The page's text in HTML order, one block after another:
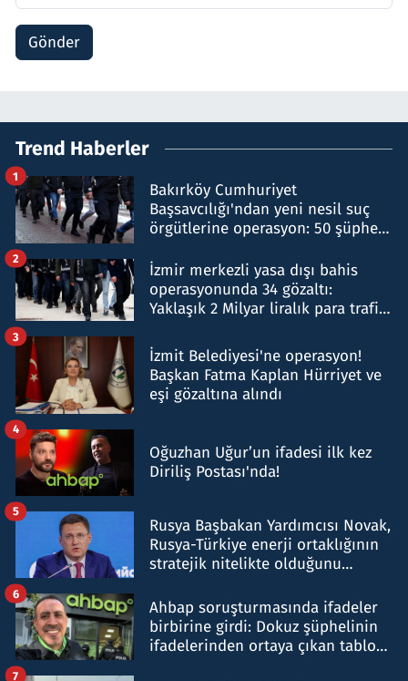
Gönder
Trend Haberler
Bakırköy Cumhuriyet
Başsavcılığı'ndan yeni nesil suç
örgütlerine operasyon: 50 şüpheli
1
İzmir merkezli yasa dışı bahis
operasyonunda 34 gözaltı:
Yaklaşık 2 Milyar liralık para trafiği
2
İzmit Belediyesi'ne operasyon!
Başkan Fatma Kaplan Hürriyet ve
eşi gözaltına alındı
3
Oğuzhan Uğur’un ifadesi ilk kez
Diriliş Postası'nda!
4
Rusya Başbakan Yardımcısı Novak,
Rusya-Türkiye enerji ortaklığının
stratejik nitelikte olduğunu
5
Ahbap soruşturmasında ifadeler
birbirine girdi: Dokuz şüphelinin
ifadelerinden ortaya çıkan tablo
6
7